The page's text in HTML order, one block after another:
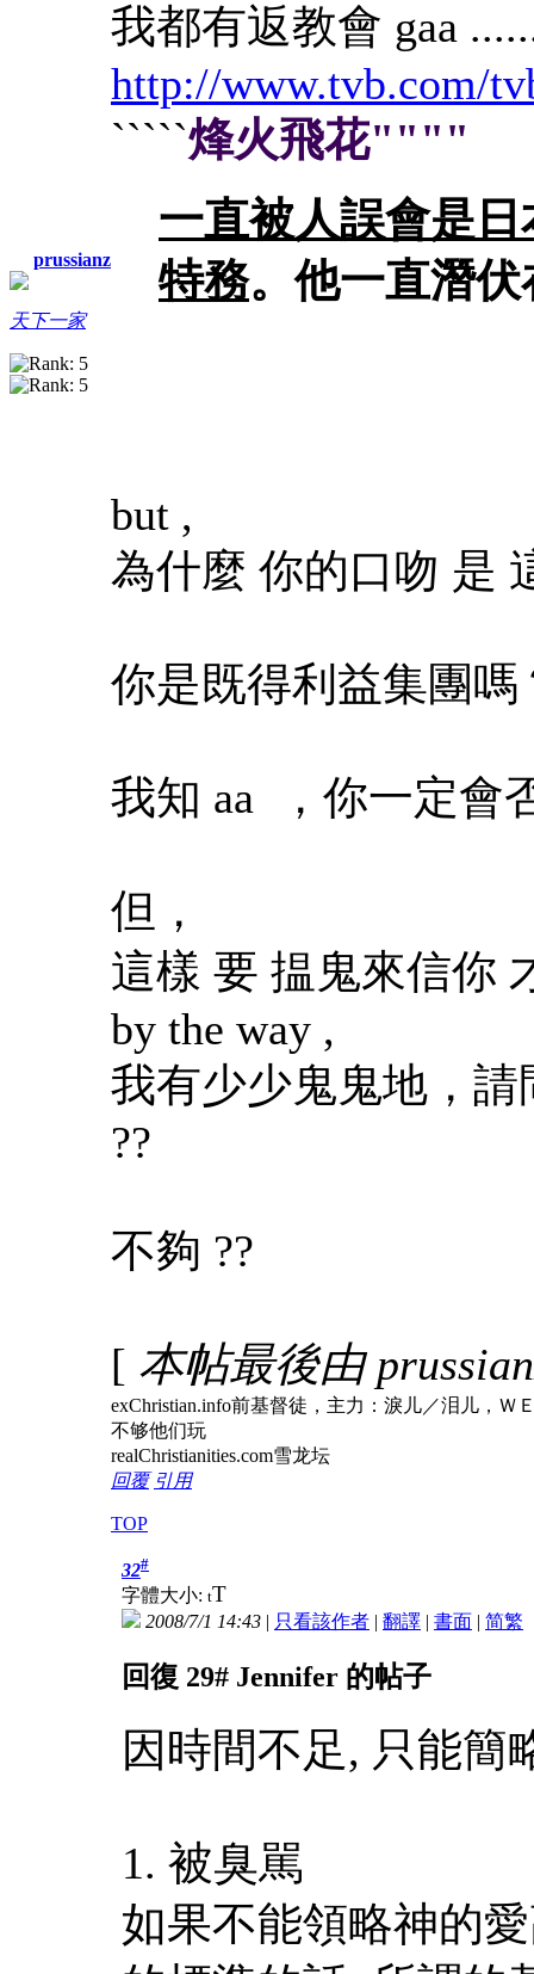
prussianz
天下一家
我都有返教會 gaa
http://www.tvb.com/
`````烽火飛花""""
一直被人誤會是日
特務。他一直潛
but ,
為什麼 你的口吻 是
你是既得利益集團嗎
我知 aa ，你一定會
但，
這樣 要 揾鬼來信你
by the way ,
我有少少鬼鬼地，
??
不夠 ??
[ 本帖最後由
exChristian.info前基督徒，主力：淚儿／泪儿，
不够他们玩
realChristianities.com雪龙坛
回覆 引用
TOP
32#
字體大小: tT
2008/7/1 14:43 | 只看該作者 | 翻譯 | 書面 | 简繁
回復 29# Jennifer 的帖子
因時間不足, 只能簡
1. 被臭駡
如果不能領略神的